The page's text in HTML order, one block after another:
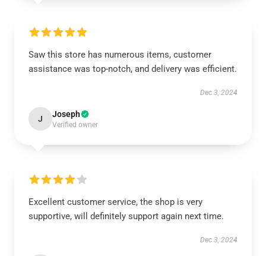
Saw this store has numerous items, customer
assistance was top-notch, and delivery was efficient.
Dec 3, 2024
J Joseph
Verified owner
Excellent customer service, the shop is very
supportive, will definitely support again next time.
Dec 3, 2024